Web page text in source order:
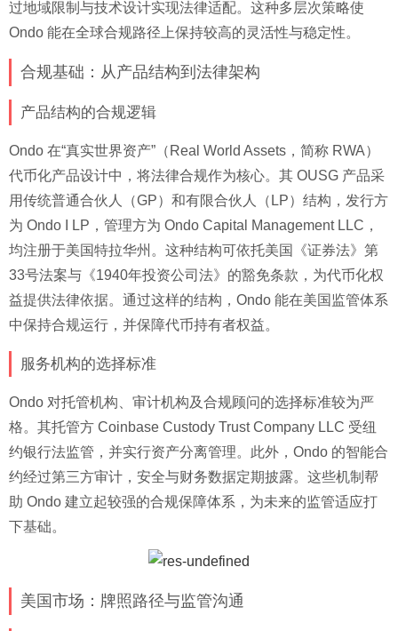
过地域限制与技术设计实现法律适配。这种多层次策略使
Ondo 能在全球合规路径上保持较高的灵活性与稳定性。
合规基础：从产品结构到法律架构
产品结构的合规逻辑
Ondo 在“真实世界资产”（Real World Assets，简称 RWA）
代币化产品设计中，将法律合规作为核心。其 OUSG 产品采
用传统普通合伙人（GP）和有限合伙人（LP）结构，发行方
为 Ondo I LP，管理方为 Ondo Capital Management LLC，
均注册于美国特拉华州。这种结构可依托美国《证券法》第
33号法案与《1940年投资公司法》的豁免条款，为代币化权
益提供法律依据。通过这样的结构，Ondo 能在美国监管体系
中保持合规运行，并保障代币持有者权益。
服务机构的选择标准
Ondo 对托管机构、审计机构及合规顾问的选择标准较为严
格。其托管方 Coinbase Custody Trust Company LLC 受纽
约银行法监管，并实行资产分离管理。此外，Ondo 的智能合
约经过第三方审计，安全与财务数据定期披露。这些机制帮
助 Ondo 建立起较强的合规保障体系，为未来的监管适应打
下基础。
美国市场：牌照路径与监管沟通